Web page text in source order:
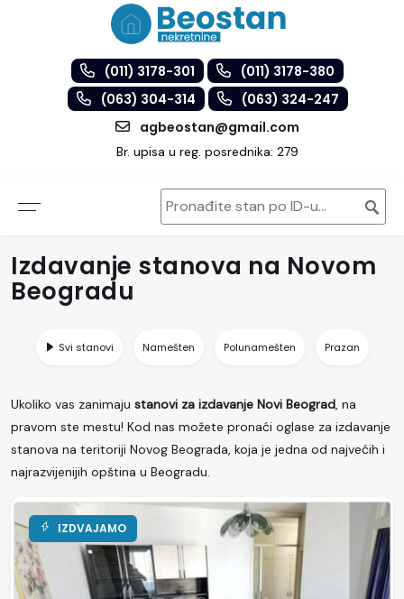
(011) 3178-301
(011) 3178-380
(063) 304-314
(063) 324-247
agbeostan@gmail.com
Br. upisa u reg. posrednika: 279
Izdavanje stanova na Novom
Beogradu
Svi stanovi Namešten Polunamešten Prazan
Ukoliko vas zanimaju stanovi za izdavanje Novi Beograd, na
pravom ste mestu! Kod nas možete pronaći oglase za izdavanje
stanova na teritoriji Novog Beograda, koja je jedna od najvećih i
najrazvijenijih opština u Beogradu.
IZDVAJAMO